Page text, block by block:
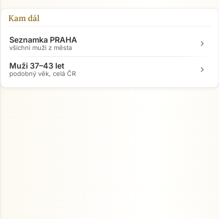
Kam dál
Seznamka PRAHA
všichni muži z města chevron_right
Muži 37–43 let
podobný věk, celá ČR chevron_right